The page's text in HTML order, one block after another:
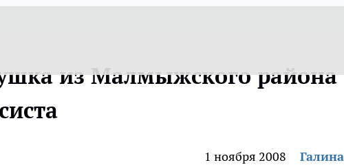
из Малмыжского района
1 ноября 2008